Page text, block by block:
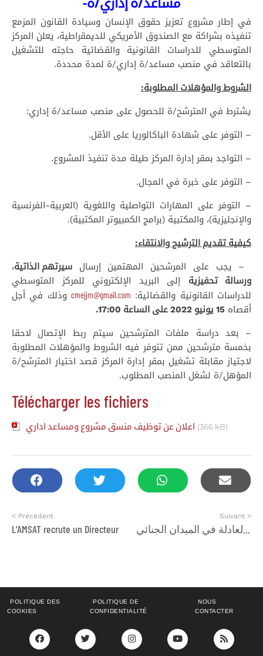
في إطار مشروع تعزيز حقوق الإنسان وسيادة القانون المزمع
تنفيذه بشراكة مع الصندوق الأمريكي للديمقراطية، يعلن المركز
المتوسطي للدراسات القانونية والقضائية حاجته للتشغيل
بالتعاقد في منصب مساعد/ة إداري/ة لمدة محددة.
الشروط والمؤهلات المطلوبة:
يشترط في المترشح/ة للحصول على منصب مساعد/ة إداري:
– التوفر على شهادة الباكالوريا على الأقل.
– التواجد بمقر إدارة المركز طيلة مدة تنفيذ المشروع.
– التوفر على خبرة في المجال.
– التوفر على المهارات التواصلية واللغوية (العربية-الفرنسية
والإنجليزية)، والمكتبية (برامج الكمبيوتر المكتبية).
كيفية تقديم الترشيح والانتقاء:
– يجب على المرشحين المهتمين إرسال سيرتهم الذاتية،
ورسالة تحفيزية إلى البريد الإلكتروني للمركز المتوسطي
للدراسات القانونية والقضائية: cmejjm@gmail.com وذلك في أجل
أقصاه 15 يونيو 2022 على الساعة 17:00.
– بعد دراسة ملفات المترشحين سيتم ربط الإتصال لاحقا
بخمسة مترشحين ممن تتوفر فيه الشروط والمؤهلات المطلوبة
لاجتياز مقابلة تشغيل بمقر إدارة المركز قصد اختيار المترشح/ة
المؤهل/ة لشغل المنصب المطلوب.
Télécharger les fichiers
اعلان عن توظيف منسق مشروع ومساعد اداري (366 kB)
< Précédent
L’AMSAT recrute un Directeur
Suivant >
POLITIQUE DES
COOKIES
POLITIQUE DE
CONFIDENTIALITÉ
NOUS
CONTACTER